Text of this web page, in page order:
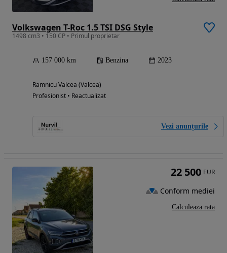
Volkswagen T-Roc 1.5 TSI DSG Style
1498 cm3 • 150 CP • Primul proprietar
157 000 km Benzina 2023
Ramnicu Valcea (Valcea)
Profesionist • Reactualizat
Vezi anunțurile
22 500 EUR
Conform mediei
Calculeaza rata